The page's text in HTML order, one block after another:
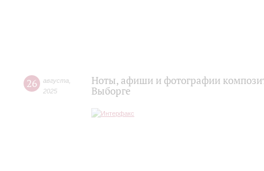
26 августа
2025
Ноты, афиши и фотографии
Выборге